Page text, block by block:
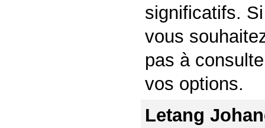
significatifs.
vous
pas à
vos options.
Letang